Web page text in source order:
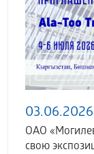
03.06.2026
ОАО
свою